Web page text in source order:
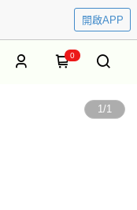
開啟APP
0
1/1